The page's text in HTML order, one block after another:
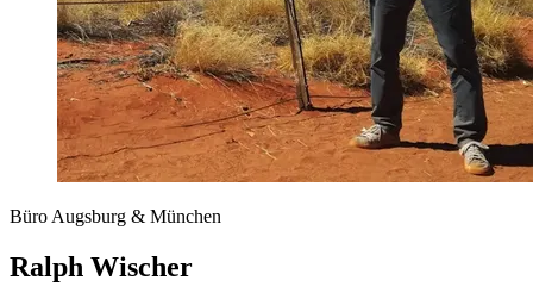
Büro Augsburg & München
Ralph Wischer